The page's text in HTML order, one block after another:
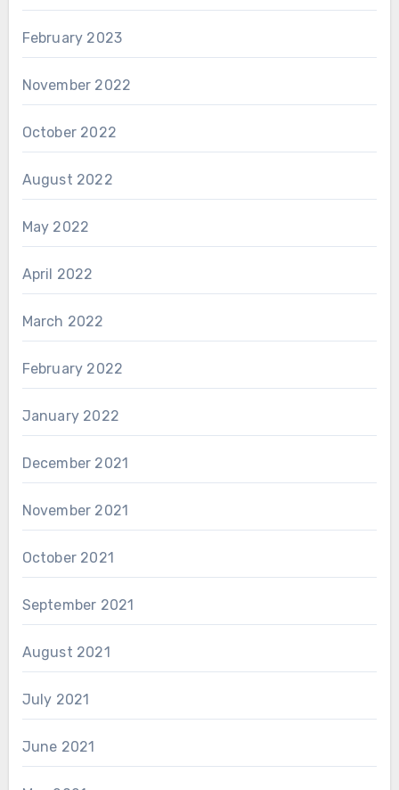
February 2023
November 2022
October 2022
August 2022
May 2022
April 2022
March 2022
February 2022
January 2022
December 2021
November 2021
October 2021
September 2021
August 2021
July 2021
June 2021